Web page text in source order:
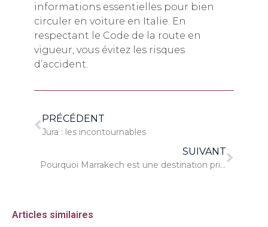
informations essentielles pour bien
circuler en voiture en Italie. En
respectant le Code de la route en
vigueur, vous évitez les risques
d’accident.
PRÉCÉDENT
Jura : les incontournables
SUIVANT
Pourquoi Marrakech est une destination prisée pour les vacances ?
Articles similaires